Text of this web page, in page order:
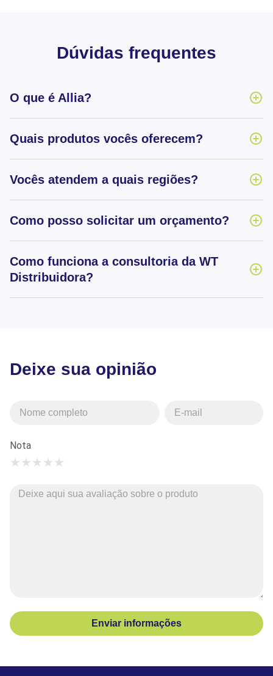
Dúvidas frequentes
O que é Allia?
Quais produtos vocês oferecem?
Vocês atendem a quais regiões?
Como posso solicitar um orçamento?
Como funciona a consultoria da WT
Distribuidora?
Deixe sua opinião
Nota
★
★
★
★
★
Enviar informações